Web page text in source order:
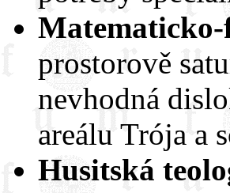
prostorově
nevhodná
areálu Trója a
Husitská